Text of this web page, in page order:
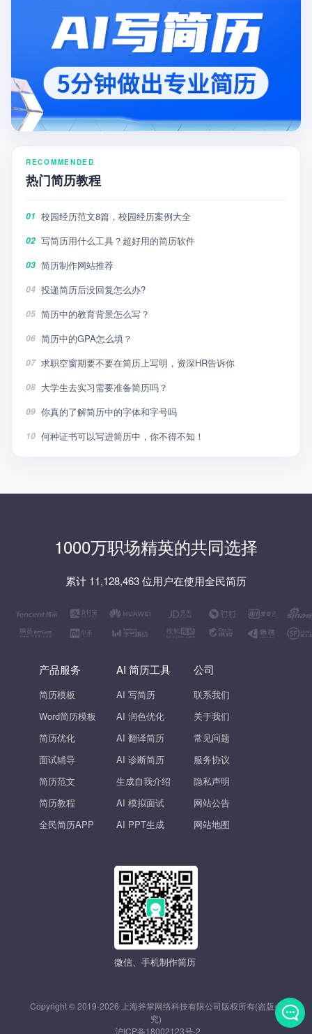
RECOMMENDED
热门简历教程
01 校园经历范文8篇，校园经历案例大全
02 写简历用什么工具？超好用的简历软件
03 简历制作网站推荐
04 投递简历后没回复怎么办?
05 简历中的教育背景怎么写？
06 简历中的GPA怎么填？
07 求职空窗期要不要在简历上写明，资深HR告诉你
08 大学生去实习需要准备简历吗？
09 你真的了解简历中的字体和字号吗
10 何种证书可以写进简历中，你不得不知！
1000万职场精英的共同选择
累计 11,128,463 位用户在使用全民简历
产品服务
简历模板
Word简历模板
简历优化
面试辅导
简历范文
简历教程
全民简历APP
AI 简历工具
AI 写简历
AI 润色优化
AI 翻译简历
AI 诊断简历
生成自我介绍
AI 模拟面试
AI PPT生成
公司
联系我们
关于我们
常见问题
服务协议
隐私声明
网站公告
网站地图
微信、手机制作简历
Copyright © 2019-2026 上海斧掌网络科技有限公司版权所有(盗版必
究)
沪ICP备18002123号-2